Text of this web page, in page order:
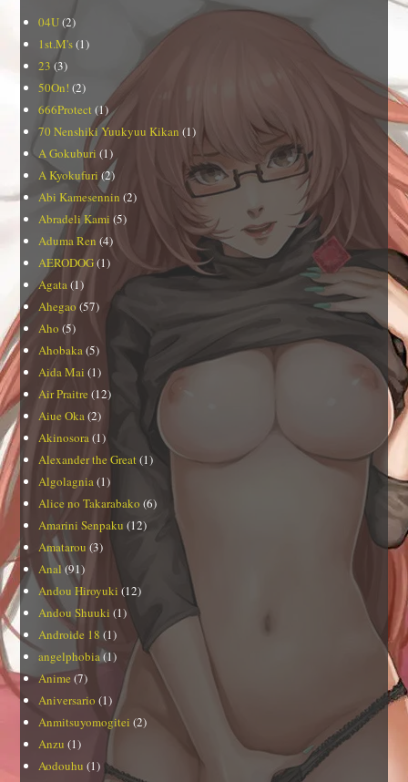
04U(2)
1st.M's(1)
23 (3)
50On! (2)
666Protect (1)
70 Nenshiki Yuukyuu Kikan (1)
A Gokuburi (1)
A Kyokufuri (2)
Abi Kamesennin (2)
Abradeli Kami (5)
Aduma Ren (4)
AERODOG(1)
Agata(1)
Ahegao(57)
Aho (5)
Ahobaka(5)
Aida Mai (1)
Air Praitre (12)
Aiue Oka(2)
Akinosora(1)
Alexander the Great(1)
Algolagnia(1)
Alice no Takarabako (6)
Amarini Senpaku (12)
Amatarou (3)
Anal(91)
Andou Hiroyuki (12)
Andou Shuuki (1)
Androide 18 (1)
angelphobia(1)
Anime (7)
Aniversario (1)
Anmitsuyomogitei (2)
Anzu (1)
Aodouhu (1)